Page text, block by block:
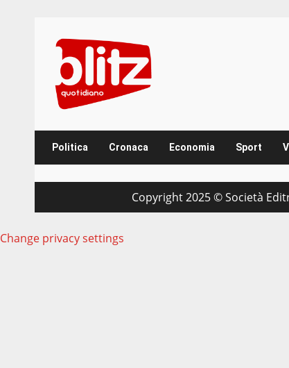
content
Politica Cronaca Economia Sport
Copyright 2025 © Società
Change privacy settings